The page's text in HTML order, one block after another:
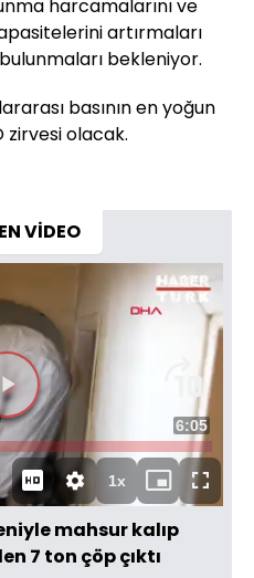
harcamalarını ve
artırmaları
bekleniyor.
basının en yoğun
zirvesi olacak.
VİDEO
Toplam
Süre
6:05
1xOynatma
Hızı
Mini
oynatıcı
Tam
Ekran
mahsur kalıp
7 ton çöp çıktı